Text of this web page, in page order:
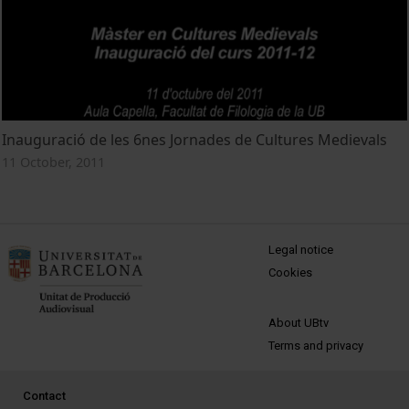
Inauguració de les 6nes Jornades de Cultures Medievals
11 October, 2011
MENÚ PEU 1
Legal notice
Cookies
PEU 2
About UBtv
Terms and privacy
PEU 3
Contact